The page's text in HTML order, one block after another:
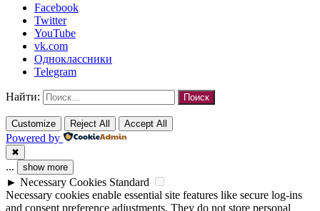
Facebook
Twitter
YouTube
vk.com
Одноклассники
Telegram
Найти:
Customize Reject All Accept All
Powered by
✖
... show more
► Necessary Cookies Standard
Necessary cookies enable essential site features like secure log-ins
and consent preference adjustments. They do not store personal